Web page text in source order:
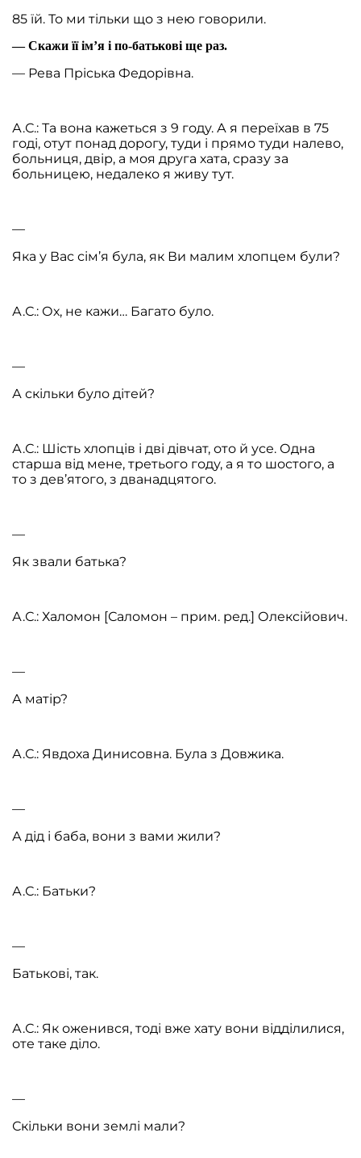
85 їй. То ми тільки що з нею говорили.
— Скажи її ім’я і по-батькові ще раз.
— Рева Пріська Федорівна.
А.С.: Та вона кажеться з 9 году. А я переїхав в 75
годі, отут понад дорогу, туди і прямо туди налево,
больниця, двір, а моя друга хата, сразу за
больницею, недалеко я живу тут.
—
Яка у Вас сім’я була, як Ви малим хлопцем були?
А.С.: Ох, не кажи… Багато було.
—
А скільки було дітей?
А.С.: Шість хлопців і дві дівчат, ото й усе. Одна
старша від мене, третього году, а я то шостого, а
то з дев’ятого, з дванадцятого.
—
Як звали батька?
А.С.: Халомон [Саломон – прим. ред.] Олексійович.
—
А матір?
А.С.: Явдоха Динисовна. Була з Довжика.
—
А дід і баба, вони з вами жили?
А.С.: Батьки?
—
Батькові, так.
А.С.: Як оженився, тоді вже хату вони відділилися,
оте таке діло.
—
Скільки вони землі мали?